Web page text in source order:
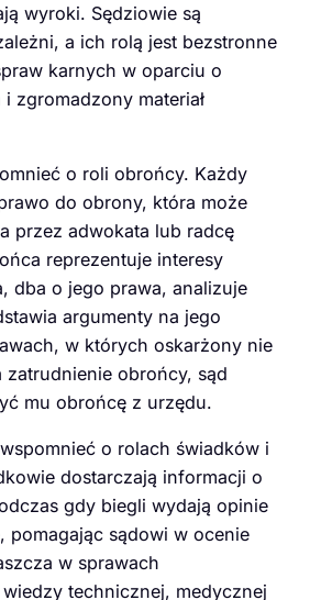
wyroki. Sędziowie są
a ich rolą jest bezstronne
karnych w oparciu o
zgromadzony materiał
o roli obrońcy. Każdy
do obrony, która może
przez adwokata lub radcę
reprezentuje interesy
dba o jego prawa, analizuje
argumenty na jego
w których oskarżony nie
zatrudnienie obrońcy, sąd
mu obrońcę z urzędu.
o rolach świadków i
dostarczają informacji o
gdy biegli wydają opinie
pomagając sądowi w ocenie
w sprawach
technicznej, medycznej